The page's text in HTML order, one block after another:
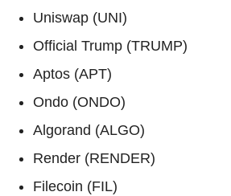
Uniswap (UNI)
Official Trump (TRUMP)
Aptos (APT)
Ondo (ONDO)
Algorand (ALGO)
Render (RENDER)
Filecoin (FIL)